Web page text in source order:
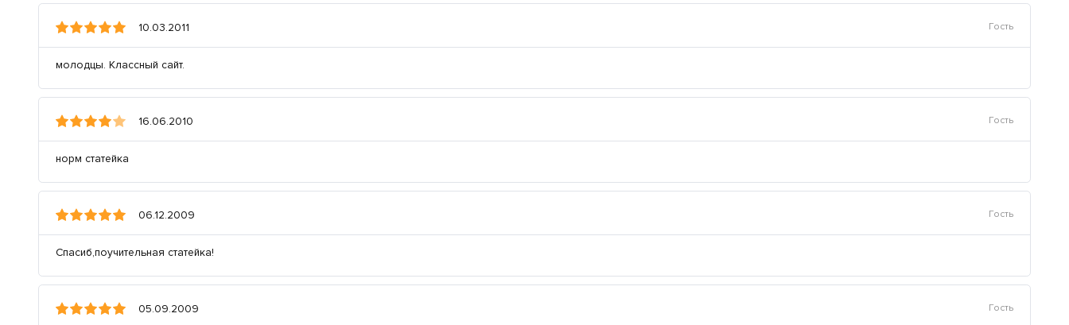
10.03.2011 Гость
молодцы. Классный сайт.
16.06.2010 Гость
норм статейка
06.12.2009 Гость
Спасиб,поучительная статейка!
05.09.2009 Гость